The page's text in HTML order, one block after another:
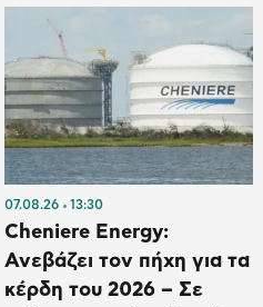
07.08.26 13:30
Cheniere Energy:
Ανεβάζει τον πήχη για τα
κέρδη του 2026 – Σε